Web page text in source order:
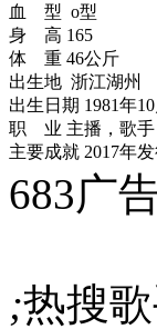
血 型 o型
身 高 165
体 重 46公斤
出生地 浙江湖州
出生日期 1981年10
职 业 主播，歌手
主要成就 2017年
683广
;热搜